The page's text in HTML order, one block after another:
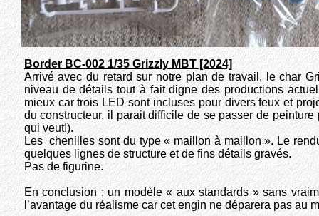
Border BC-002 1/35 Grizzly MBT [2024]
Arrivé avec du retard sur notre plan de travail, le char
niveau de détails tout à fait digne des productions
mieux car trois LED sont incluses pour divers feux et
du constructeur, il parait difficile de se passer de
qui veut!).
Les chenilles sont du type « maillon à maillon ». Le
quelques lignes de structure et de fins détails gravés.
Pas de figurine.
En conclusion : un modèle « aux standards » sans
l’avantage du réalisme car cet engin ne déparera pas au